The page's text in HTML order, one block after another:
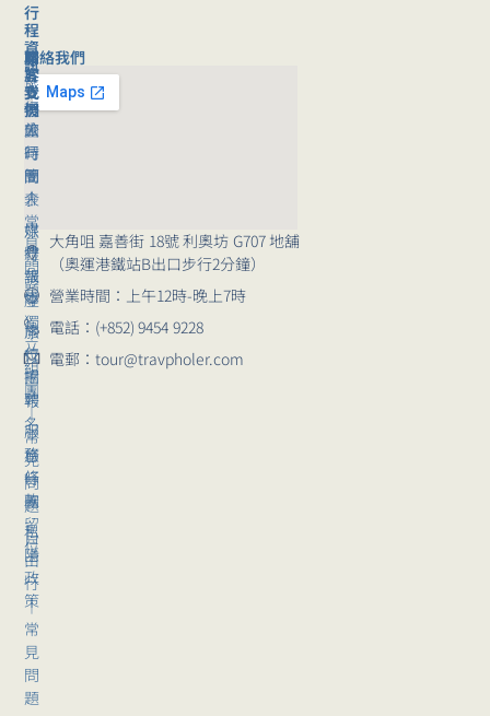
聯絡我們
大角咀 嘉善街 18號 利奧坊 G707 地舖
（奧運港鐵站B出口步行2分鐘）
營業時間：上午12時-晚上7時
電話：(+852) 9454 9228
電郵：tour@travpholer.com
行
程
資
訊
旅
行
團
時
間
表
旅
行
講
座
旅
行
團
報
名
旅
行
團
留
位
旅
客
支
援
旅
行
團
｜
常
見
問
題
獨
立
組
團
｜
常
見
問
題
自
由
行
｜
常
見
問
題
關
於
我
們
公
司
簡
介
媒
體
報
導
崗
位
招
聘
服
務
條
款
私
隱
政
策